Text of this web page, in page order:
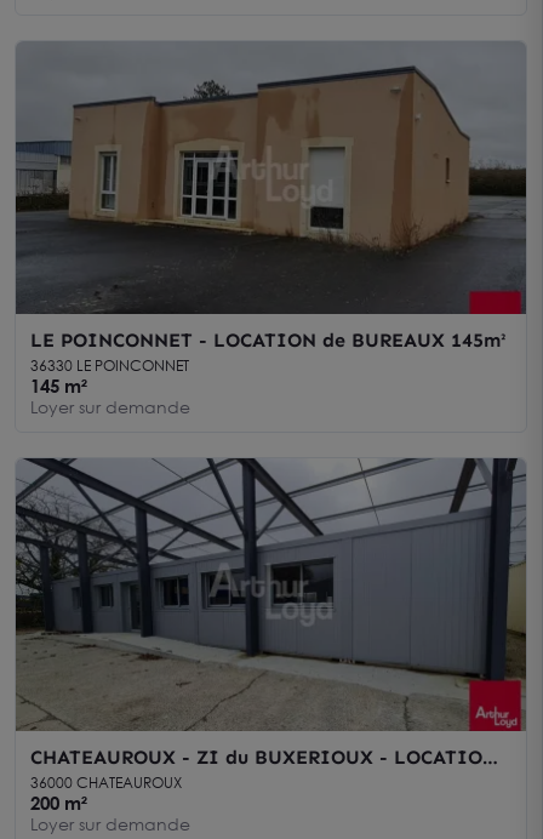
LE POINCONNET - LOCATION de BUREAUX 145m²
36330 LE POINCONNET
145 m²
Loyer sur demande
CHATEAUROUX - ZI du BUXERIOUX - LOCATION
ESPACES de BUREAUX - 1758 208
36000 CHATEAUROUX
200 m²
Loyer sur demande